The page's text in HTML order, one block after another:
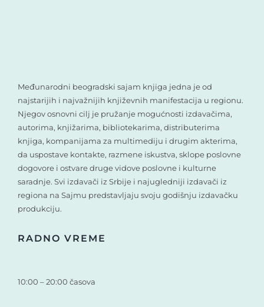
Međunarodni beogradski sajam knjiga jedna je od
najstarijih i najvažnijih književnih manifestacija u regionu.
Njegov osnovni cilj je pružanje mogućnosti izdavačima,
autorima, knjižarima, bibliotekarima, distributerima
knjiga, kompanijama za multimediju i drugim akterima,
da uspostave kontakte, razmene iskustva, sklope poslovne
dogovore i ostvare druge vidove poslovne i kulturne
saradnje. Svi izdavači iz Srbije i najugledniji izdavači iz
regiona na Sajmu predstavljaju svoju godišnju izdavačku
produkciju.
RADNO VREME
10:00 – 20:00 časova